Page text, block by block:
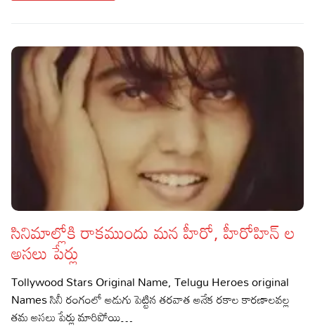
సినిమాల్లోకి రాకముందు మన హీరో, హీరోహిన్ ల
అసలు పేర్లు
Tollywood Stars Original Name, Telugu Heroes original
Names సినీ రంగంలో అడుగు పెట్టిన తరవాత అనేక రకాల కారణాలవల్ల
తమ అసలు పేర్లు మారిపోయి…